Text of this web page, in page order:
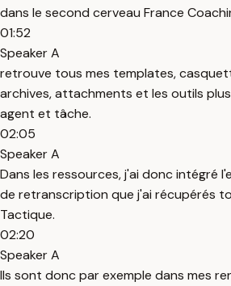
dans le second cerveau France
01:52
Speaker A
retrouve tous mes templates,
archives, attachments et les outils
agent et tâche.
02:05
Speaker A
Dans les ressources, j'ai donc intégré
de retranscription que j'ai récupérés
Tactique.
02:20
Speaker A
Ils sont donc par exemple dans mes